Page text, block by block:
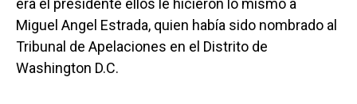
era el presidente ellos le hicieron lo mismo a
Miguel Angel Estrada, quien había sido nombrado al
Tribunal de Apelaciones en el Distrito de
Washington D.C.